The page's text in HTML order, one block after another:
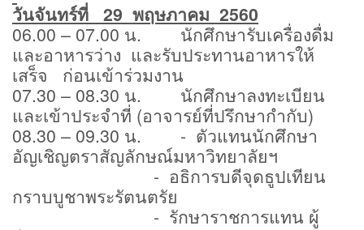
วันจันทร์ที่ 29 พฤษภาคม 2560
06.00 – 07.00 น. นักศึกษารับเครื่องดื่ม
และอาหารว่าง และรับประทานอาหารให้
เสร็จ ก่อนเข้าร่วมงาน
07.30 – 08.30 น. นักศึกษาลงทะเบียน
และเข้าประจำที่ (อาจารย์ที่ปรึกษากำกับ)
08.30 – 09.30 น. - ตัวแทนนักศึกษา
อัญเชิญตราสัญลักษณ์มหาวิทยาลัยฯ
- อธิการบดีจุดธูปเทียน
กราบบูชาพระรัตนตรัย
- รักษาราชการแทน ผู้